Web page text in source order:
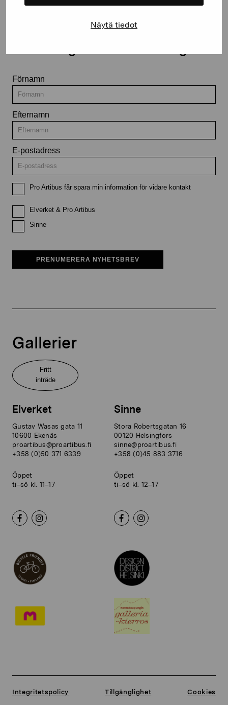
Näytä tiedot
Håll dig uppdaterad om aktuella
Förnamn
Efternamn
E-postadress
Pro Artibus får spara min information för vidare kontakt
Elverket & Pro Artibus
Sinne
PRENUMERERA NYHETSBREV
Gallerier
Fritt
inträde
Elverket
Gustav Wasas gata 11
10600 Ekenäs
proartibus@proartibus.fi
+358 (0)50 371 6339
Öppet
ti–sö kl. 11–17
Sinne
Stora Robertsgatan 16
00120 Helsingfors
sinne@proartibus.fi
+358 (0)45 883 3716
Öppet
ti–sö kl. 12–17
Integritetspolicy Tillgänglighet Cookies